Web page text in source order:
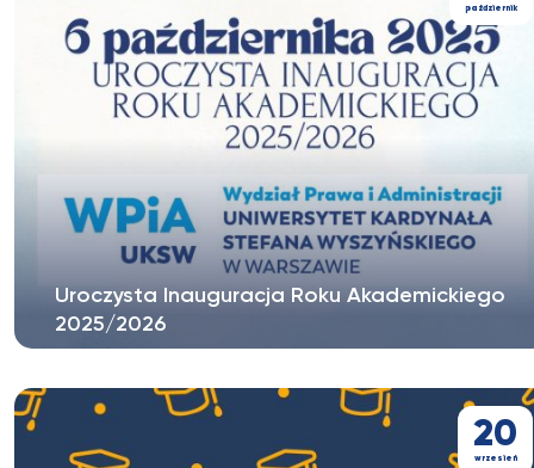
październik
Uroczysta Inauguracja Roku Akademickiego
2025/2026
serdecznie zapraszamy do...
20
wrzesień